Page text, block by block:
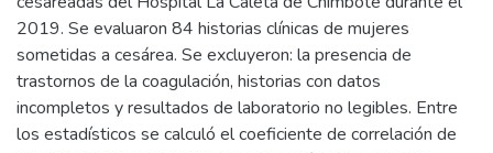
2019. Se evaluaron 84 historias clínicas de mujeres
sometidas a cesárea. Se excluyeron: la presencia de
trastornos de la coagulación, historias con datos
incompletos y resultados de laboratorio no legibles. Entre
los estadísticos se calculó el coeficiente de correlación de